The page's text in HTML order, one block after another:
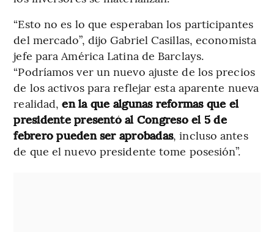
“Esto no es lo que esperaban los participantes
del mercado”, dijo Gabriel Casillas, economista
jefe para América Latina de Barclays.
“Podríamos ver un nuevo ajuste de los precios
de los activos para reflejar esta aparente nueva
realidad,en la que algunas reformas que el
presidente presentó al Congreso el 5 de
febrero pueden ser aprobadas, incluso antes
de que el nuevo presidente tome posesión”.